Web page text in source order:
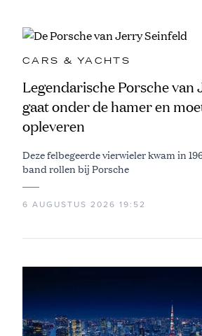
CARS & YACHTS
Legendarische Porsche van
gaat onder de hamer en
opleveren
Deze felbegeerde vierwieler kwam in
band rollen bij Porsche
6 AUGUSTUS 2026 19:52